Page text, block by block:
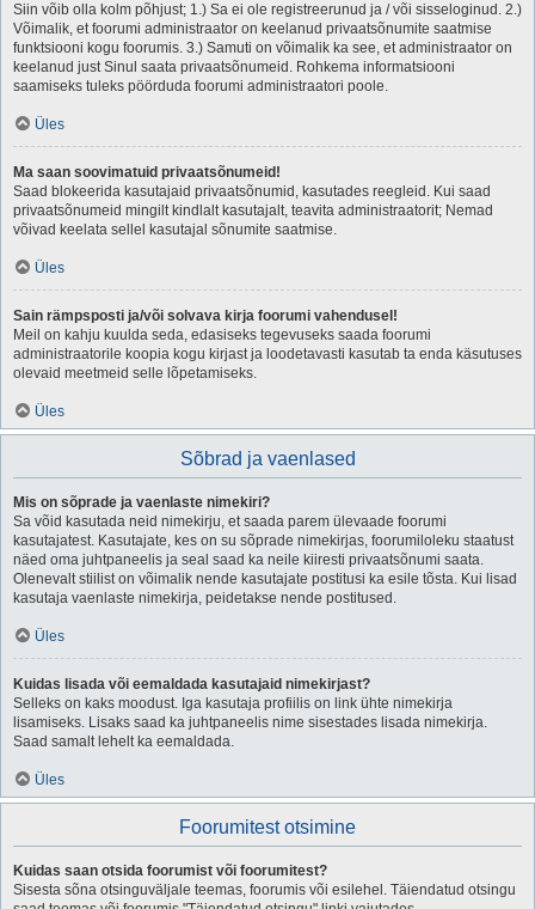
Siin võib olla kolm põhjust; 1.) Sa ei ole registreerunud ja / või sisseloginud. 2.)
Võimalik, et foorumi administraator on keelanud privaatsõnumite saatmise
funktsiooni kogu foorumis. 3.) Samuti on võimalik ka see, et administraator on
keelanud just Sinul saata privaatsõnumeid. Rohkema informatsiooni
saamiseks tuleks pöörduda foorumi administraatori poole.
Üles
Ma saan soovimatuid privaatsõnumeid!
Saad blokeerida kasutajaid privaatsõnumid, kasutades reegleid. Kui saad
privaatsõnumeid mingilt kindlalt kasutajalt, teavita administraatorit; Nemad
võivad keelata sellel kasutajal sõnumite saatmise.
Üles
Sain rämpsposti ja/või solvava kirja foorumi vahendusel!
Meil on kahju kuulda seda, edasiseks tegevuseks saada foorumi
administraatorile koopia kogu kirjast ja loodetavasti kasutab ta enda käsutuses
olevaid meetmeid selle lõpetamiseks.
Üles
Sõbrad ja vaenlased
Mis on sõprade ja vaenlaste nimekiri?
Sa võid kasutada neid nimekirju, et saada parem ülevaade foorumi
kasutajatest. Kasutajate, kes on su sõprade nimekirjas, foorumiloleku staatust
näed oma juhtpaneelis ja seal saad ka neile kiiresti privaatsõnumi saata.
Olenevalt stiilist on võimalik nende kasutajate postitusi ka esile tõsta. Kui lisad
kasutaja vaenlaste nimekirja, peidetakse nende postitused.
Üles
Kuidas lisada või eemaldada kasutajaid nimekirjast?
Selleks on kaks moodust. Iga kasutaja profiilis on link ühte nimekirja
lisamiseks. Lisaks saad ka juhtpaneelis nime sisestades lisada nimekirja.
Saad samalt lehelt ka eemaldada.
Üles
Foorumitest otsimine
Kuidas saan otsida foorumist või foorumitest?
Sisesta sõna otsinguväljale teemas, foorumis või esilehel. Täiendatud otsingu